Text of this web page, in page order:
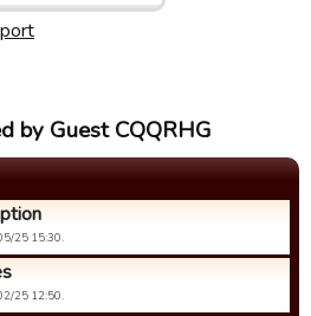
by Guest CQQRHG
25 15:30.
25 12:50.